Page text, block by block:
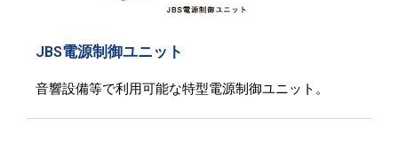
JBS電源制御ユニット
音響設備等で利用可能な特型電源制御ユニット。